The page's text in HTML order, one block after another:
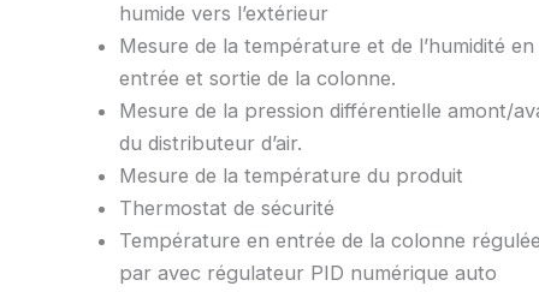
humide vers l’extérieur
Mesure de la température et de l’humidité en
entrée et sortie de la colonne.
Mesure de la pression différentielle amont/
du distributeur d’air.
Mesure de la température du produit
Thermostat de sécurité
Température en entrée de la colonne
par avec régulateur PID numérique auto